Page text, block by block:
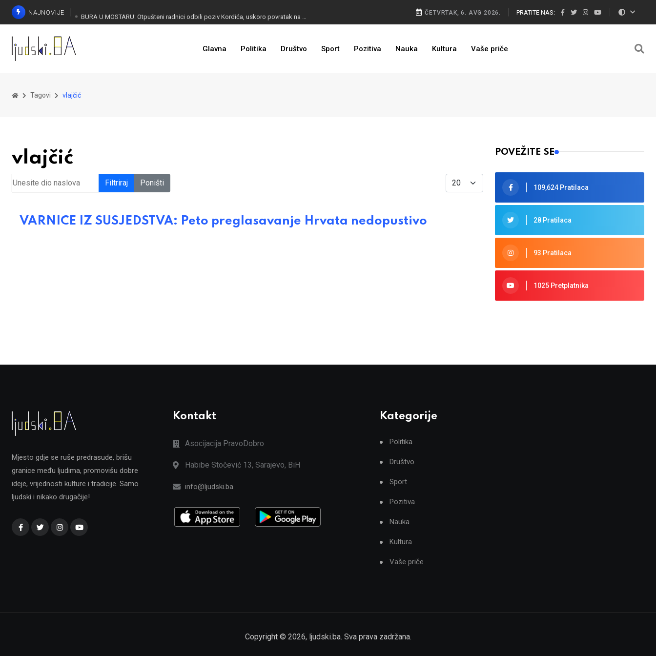
NAJNOVIJE ČETVRTAK, 6. AVG 2026. PRATITE NAS:
Glavna Politika Društvo Sport Pozitiva Nauka Kultura Vaše priče
Tagovi vlajčić
vlajčić
Unesite dio naslova Filtriraj Poništi Display #
VARNICE IZ SUSJEDSTVA: Peto preglasavanje Hrvata nedopustivo
POVEŽITE SE
109,624 Pratilaca
28 Pratilaca
93 Pratilaca
1025 Pretplatnika
Mjesto gdje se ruše predrasude, brišu
granice među ljudima, promovišu dobre
ideje, vrijednosti kulture i tradicije. Samo
ljudski i nikako drugačije!
Kontakt
Asocijacija PravoDobro
Habibe Stočević 13, Sarajevo, BiH
info@ljudski.ba
Kategorije
Politika
Društvo
Sport
Pozitiva
Nauka
Kultura
Vaše priče
Copyright © 2026, ljudski.ba. Sva prava zadržana.